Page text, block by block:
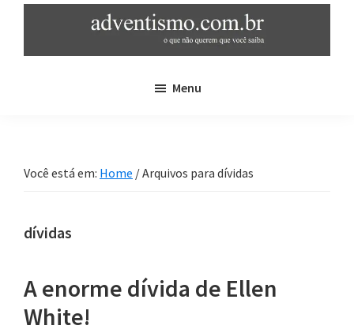
main
sidebar
que
saiba
Menu
Você está em: Home /Arquivos para dívidas
dívidas
A enorme dívida de Ellen
White!